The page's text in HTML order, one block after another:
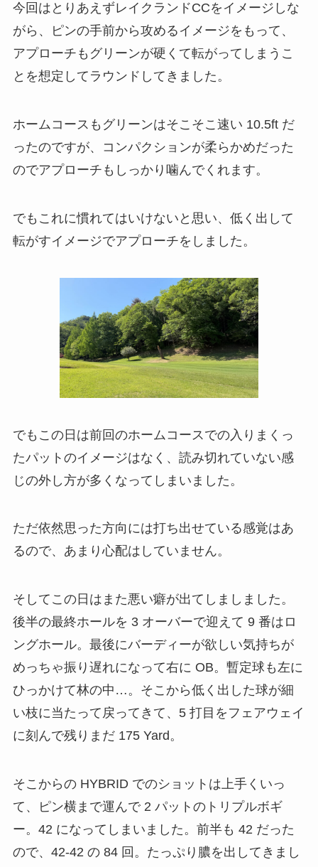
今回はとりあえずレイクランドCCをイメージしな
がら、ピンの手前から攻めるイメージをもって、
アプローチもグリーンが硬くて転がってしまうこ
とを想定してラウンドしてきました。
ホームコースもグリーンはそこそこ速い 10.5ft だ
ったのですが、コンパクションが柔らかめだった
のでアプローチもしっかり噛んでくれます。
でもこれに慣れてはいけないと思い、低く出して
転がすイメージでアプローチをしました。
でもこの日は前回のホームコースでの入りまくっ
たパットのイメージはなく、読み切れていない感
じの外し方が多くなってしまいました。
ただ依然思った方向には打ち出せている感覚はあ
るので、あまり心配はしていません。
そしてこの日はまた悪い癖が出てしましました。
後半の最終ホールを 3 オーバーで迎えて 9 番はロ
ングホール。最後にバーディーが欲しい気持ちが
めっちゃ振り遅れになって右に OB。暫定球も左に
ひっかけて林の中…。そこから低く出した球が細
い枝に当たって戻ってきて、5 打目をフェアウェイ
に刻んで残りまだ 175 Yard。
そこからの HYBRID でのショットは上手くいっ
て、ピン横まで運んで 2 パットのトリプルボギ
ー。42 になってしまいました。前半も 42 だった
ので、42-42 の 84 回。たっぷり膿を出してきまし